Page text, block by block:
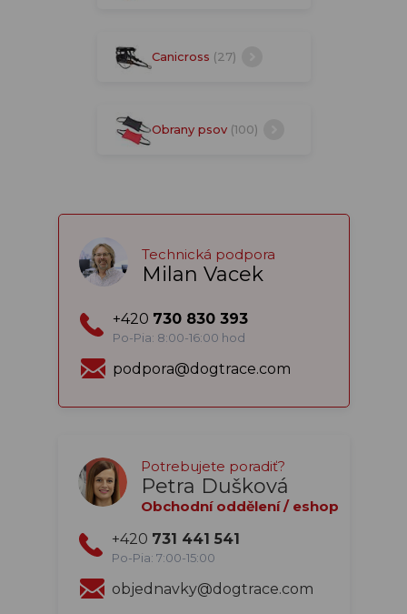
Canicross (27)
Obrany psov (100)
Technická podpora
Milan Vacek
+420 730 830 393
Po-Pia: 8:00-16:00 hod
podpora@dogtrace.com
Potrebujete poradiť?
Petra Dušková
Obchodní oddělení / eshop
+420 731 441 541
Po-Pia: 7:00-15:00
objednavky@dogtrace.com